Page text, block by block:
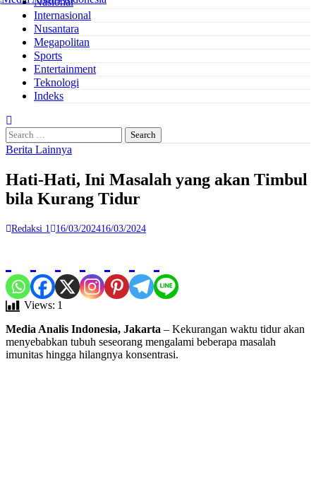
content
Internasional
Nusantara
Megapolitan
Sports
Entertainment
Teknologi
Indeks
Search
for:
Berita Lainnya
Hati-Hati, Ini Masalah yang akan Timbul
bila Kurang Tidur
Redaksi 1 16/03/202416/03/2024
Views: 1
Media Analis Indonesia, Jakarta – Kekurangan waktu tidur akan
menyebabkan tubuh seseorang mengalami beberapa masalah
imunitas hingga hilangnya konsentrasi.